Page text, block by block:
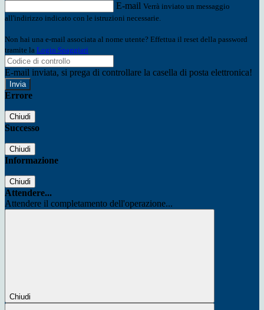
E-mail Verrà inviato un messaggio
all'indirizzo indicato con le istruzioni necessarie.
Non hai una e-mail associata al nome utente? Effettua il reset della password
tramite la Login Spaggiari
E-mail inviata, si prega di controllare la casella di posta elettronica!
Errore
Chiudi
Successo
Chiudi
Informazione
Chiudi
Attendere...
Attendere il completamento dell'operazione...
Chiudi